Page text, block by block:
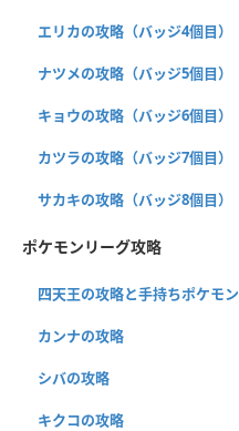
エリカの攻略（バッジ4個目）
ナツメの攻略（バッジ5個目）
キョウの攻略（バッジ6個目）
カツラの攻略（バッジ7個目）
サカキの攻略（バッジ8個目）
ポケモンリーグ攻略
四天王の攻略と手持ちポケモン
カンナの攻略
シバの攻略
キクコの攻略